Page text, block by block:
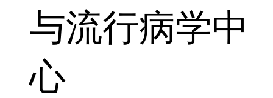
与流行病学中
心